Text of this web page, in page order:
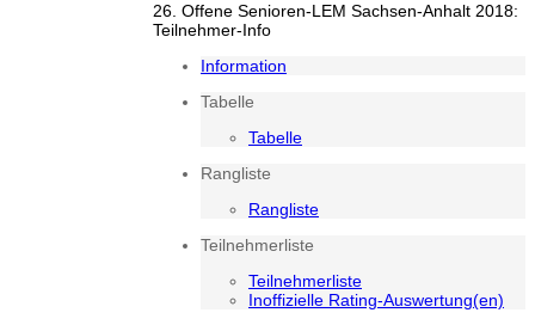
26. Offene Senioren-LEM Sachsen-Anhalt 2018:
Teilnehmer-Info
Information
Tabelle
Tabelle
Rangliste
Rangliste
Teilnehmerliste
Teilnehmerliste
Inoffizielle Rating-Auswertung(en)